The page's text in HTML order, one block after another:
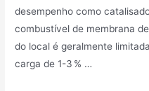
desempenho como
combustível de membrana
do local é geralmente
carga de 1-3 % …